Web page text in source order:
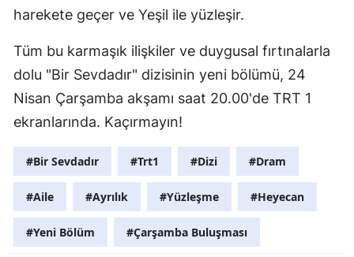
harekete geçer ve Yeşil ile yüzleşir.
Tüm bu karmaşık ilişkiler ve duygusal fırtınalarla
dolu "Bir Sevdadır" dizisinin yeni bölümü, 24
Nisan Çarşamba akşamı saat 20.00'de TRT 1
ekranlarında. Kaçırmayın!
#Bir Sevdadır #Trt1 #Dizi #Dram
#Aile #Ayrılık #Yüzleşme #Heyecan
#Yeni Bölüm #Çarşamba Buluşması